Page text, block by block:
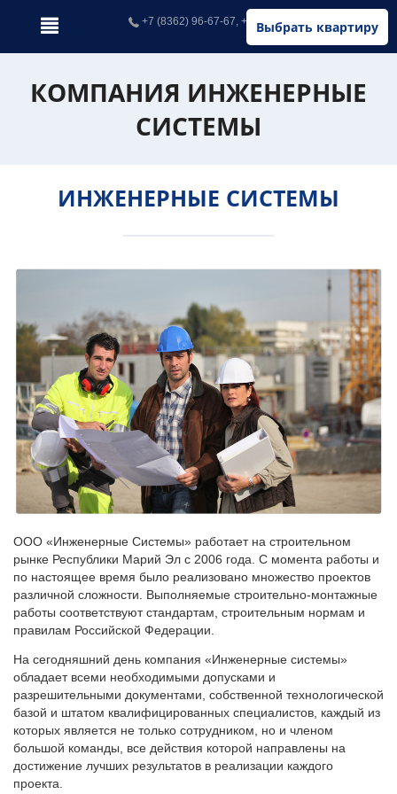
Выбрать квартиру
+7 (8362) 96-67-67, +7 (902) 326-67-67
КОМПАНИЯ ИНЖЕНЕРНЫЕ
СИСТЕМЫ
ИНЖЕНЕРНЫЕ СИСТЕМЫ
ООО «Инженерные Системы» работает на строительном
рынке Республики Марий Эл с 2006 года. С момента работы и
по настоящее время было реализовано множество проектов
различной сложности. Выполняемые строительно-монтажные
работы соответствуют стандартам, строительным нормам и
правилам Российской Федерации.
На сегодняшний день компания «Инженерные системы»
обладает всеми необходимыми допусками и
разрешительными документами, собственной технологической
базой и штатом квалифицированных специалистов, каждый из
которых является не только сотрудником, но и членом
большой команды, все действия которой направлены на
достижение лучших результатов в реализации каждого
проекта.